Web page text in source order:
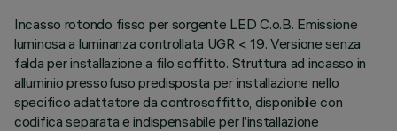
Incasso rotondo fisso per sorgente LED C.o.B. Emissione
luminosa a luminanza controllata UGR < 19. Versione senza
falda per installazione a filo soffitto. Struttura ad incasso in
alluminio pressofuso predisposta per installazione nello
specifico adattatore da controsoffitto, disponibile con
codifica separata e indispensabile per l’installazione